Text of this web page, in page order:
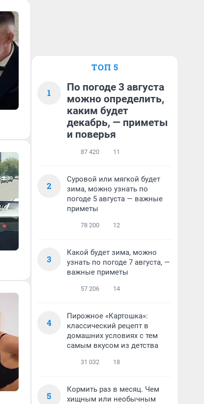
ТОП 5
1
По погоде 3 августа
можно определить,
каким будет
декабрь, — приметы
и поверья
87 420 11
2
Суровой или мягкой будет
зима, можно узнать по
погоде 5 августа — важные
приметы
78 200 12
3
Какой будет зима, можно
узнать по погоде 7 августа, —
важные приметы
57 206 14
4
Пирожное «Картошка»:
классический рецепт в
домашних условиях с тем
самым вкусом из детства
31 032 18
5
Кормить раз в месяц. Чем
хищным или необычным